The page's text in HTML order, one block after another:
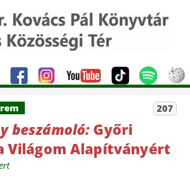
207
beszámoló: Győri
Világom Alapítványért